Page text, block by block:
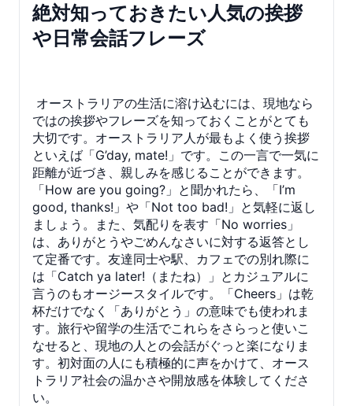
絶対知っておきたい人気の挨拶
や日常会話フレーズ
オーストラリアの生活に溶け込むには、現地なら
ではの挨拶やフレーズを知っておくことがとても
大切です。オーストラリア人が最もよく使う挨拶
といえば「G’day, mate!」です。この一言で一気に
距離が近づき、親しみを感じることができます。
「How are you going?」と聞かれたら、「I’m
good, thanks!」や「Not too bad!」と気軽に返し
ましょう。また、気配りを表す「No worries」
は、ありがとうやごめんなさいに対する返答とし
て定番です。友達同士や駅、カフェでの別れ際に
は「Catch ya later!（またね）」とカジュアルに
言うのもオージースタイルです。「Cheers」は乾
杯だけでなく「ありがとう」の意味でも使われま
す。旅行や留学の生活でこれらをさらっと使いこ
なせると、現地の人との会話がぐっと楽になりま
す。初対面の人にも積極的に声をかけて、オース
トラリア社会の温かさや開放感を体験してくださ
い。